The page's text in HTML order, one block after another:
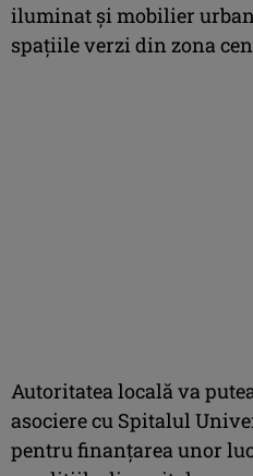
iluminat şi mobilier
spaţiile verzi din zona
Autoritatea locală va
asociere cu Spitalul
pentru finanţarea unor